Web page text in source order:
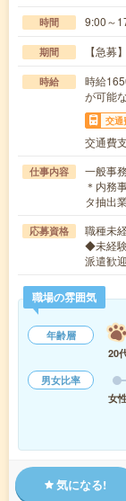
時間 9:00～
期間 【急募
時給
時給
が可能
交通
交通費
仕事内容
一般事務
＊内務
タ抽出
応募資格
職種未
◆未経
派遣歓迎
職場の雰囲気
年齢層
20
男女比率
女
気になる!